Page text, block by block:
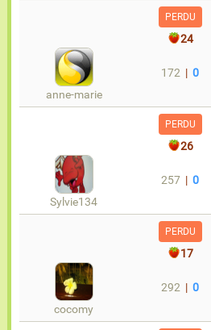
PERDU
24
anne-marie
172 |0
PERDU
26
Sylvie134
257 |0
PERDU
17
cocomy
292 |0